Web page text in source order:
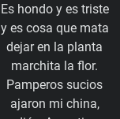
Es hondo y es triste
y es cosa que mata
dejar en la planta
marchita la flor.
Pamperos sucios
ajaron mi china,